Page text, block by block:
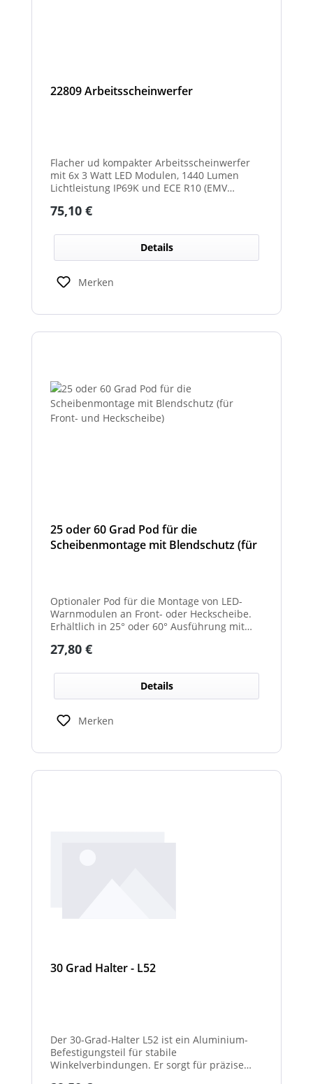
22809 Arbeitsscheinwerfer
Flacher ud kompakter Arbeitsscheinwerfer
mit 6x 3 Watt LED Modulen, 1440 Lumen
Lichtleistung IP69K und ECE R10 (EMV
Scheinwerfer auch über eine ECE R23
Rückfahrscheinwerfer im Geltungsbereich
der StVO zugelassen.
Regulärer Preis:
75,10 €
Details
Merken
25 oder 60 Grad Pod für die
Scheibenmontage mit Blendschutz (für
Optionaler Pod für die Montage von LED-
Warnmodulen an Front- oder Heckscheibe.
Erhältlich in 25° oder 60° Ausführung mit
Regulärer Preis:
27,80 €
Details
Merken
30 Grad Halter - L52
Der 30-Grad-Halter L52 ist ein Aluminium-
Befestigungsteil für stabile
Winkelverbindungen. Er sorgt für präzise